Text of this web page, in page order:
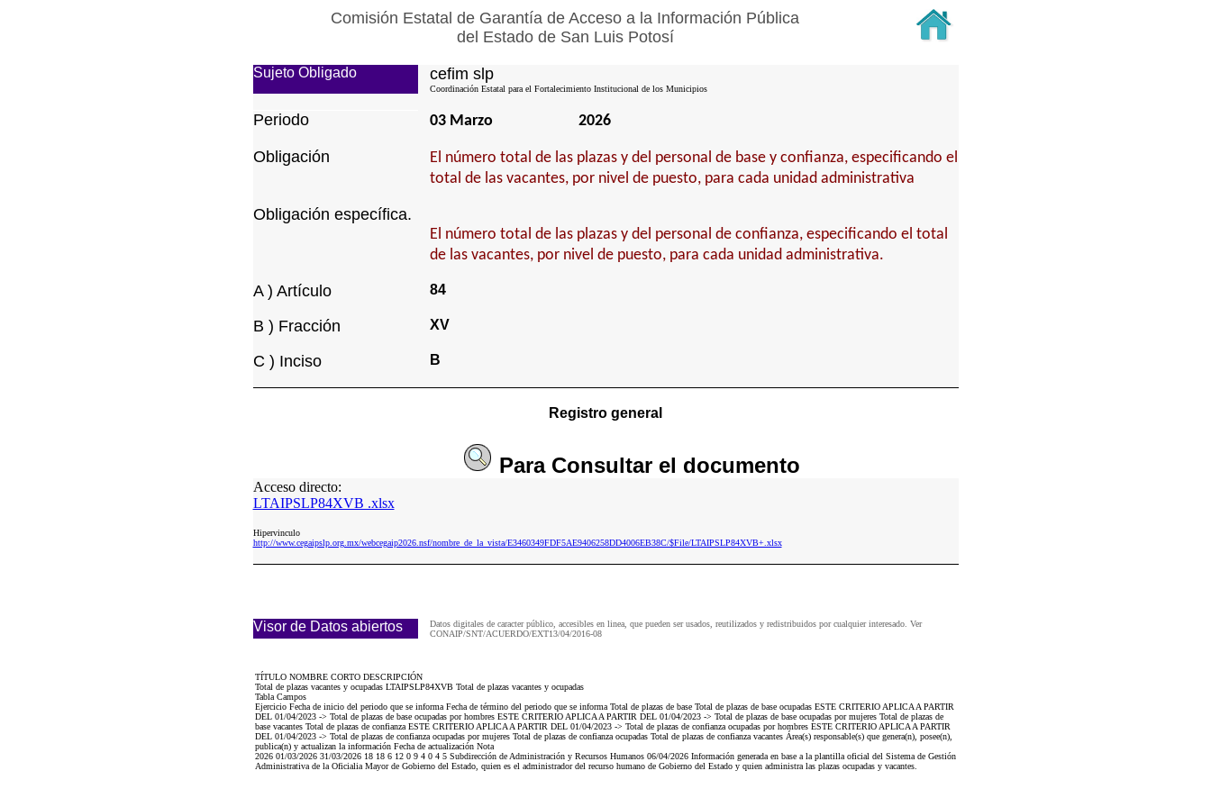
Comisión Estatal de Garantía de Acceso a la Información Pública
del Estado de San Luis Potosí
Sujeto Obligado cefim slp
Coordinación Estatal para el Fortalecimiento Institucional de los Municipios
Periodo 03 Marzo 2026
Obligación
El número total de las plazas y del personal de base y confianza, especificando el
total de las vacantes, por nivel de puesto, para cada unidad administrativa
Obligación específica.
El número total de las plazas y del personal de confianza, especificando el total
de las vacantes, por nivel de puesto, para cada unidad administrativa.
A ) Artículo 84
B ) Fracción XV
C ) Inciso B
Registro general
Para Consultarel documento
Acceso directo:
LTAIPSLP84XVB .xlsx
Hipervinculo
http://www.cegaipslp.org.mx/webcegaip2026.nsf/nombre_de_la_vista/E3460349FDF5AE9406258DD4006EB38C/$File/LTAIPSLP84XVB+.xlsx
Visor de Datos abiertos
Datos digitales de caracter público, accesibles en linea, que pueden ser usados, reutilizados y redistribuidos por cualquier interesado. Ver
CONAIP/SNT/ACUERDO/EXT13/04/2016-08
TÍTULO NOMBRE CORTO DESCRIPCIÓN
Total de plazas vacantes y ocupadas LTAIPSLP84XVB Total de plazas vacantes y ocupadas
Tabla Campos
Ejercicio Fecha de inicio del periodo que se informa Fecha de término del periodo que se informa Total de plazas de base Total de plazas de base ocupadas ESTE CRITERIO APLICA A PARTIR
DEL 01/04/2023 -> Total de plazas de base ocupadas por hombres ESTE CRITERIO APLICA A PARTIR DEL 01/04/2023 -> Total de plazas de base ocupadas por mujeres Total de plazas de
base vacantes Total de plazas de confianza ESTE CRITERIO APLICA A PARTIR DEL 01/04/2023 -> Total de plazas de confianza ocupadas por hombres ESTE CRITERIO APLICA A PARTIR
DEL 01/04/2023 -> Total de plazas de confianza ocupadas por mujeres Total de plazas de confianza ocupadas Total de plazas de confianza vacantes Área(s) responsable(s) que genera(n), posee(n),
publica(n) y actualizan la información Fecha de actualización Nota
2026 01/03/2026 31/03/2026 18 18 6 12 0 9 4 0 4 5 Subdirección de Administración y Recursos Humanos 06/04/2026 Información generada en base a la plantilla oficial del Sistema de Gestión
Administrativa de la Oficialia Mayor de Gobierno del Estado, quien es el administrador del recurso humano de Gobierno del Estado y quien administra las plazas ocupadas y vacantes.